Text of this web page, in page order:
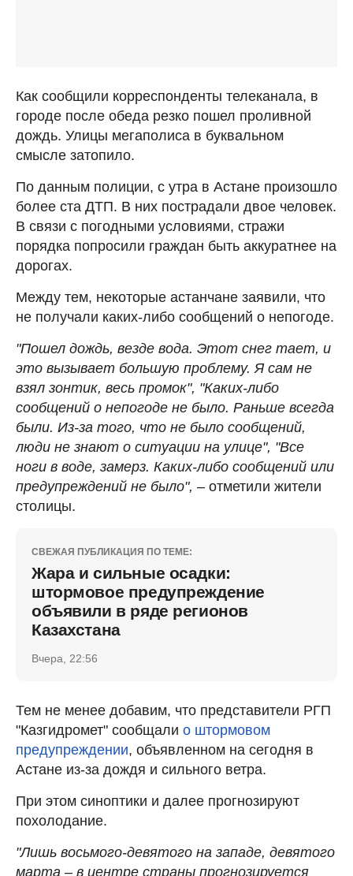
Как сообщили корреспонденты телеканала, в
городе после обеда резко пошел проливной
дождь. Улицы мегаполиса в буквальном
смысле затопило.
По данным полиции, с утра в Астане произошло
более ста ДТП. В них пострадали двое человек.
В связи с погодными условиями, стражи
порядка попросили граждан быть аккуратнее на
дорогах.
Между тем, некоторые астанчане заявили, что
не получали каких-либо сообщений о непогоде.
"Пошел дождь, везде вода. Этот снег тает, и
это вызывает большую проблему. Я сам не
взял зонтик, весь промок", "Каких-либо
сообщений о непогоде не было. Раньше всегда
были. Из-за того, что не было сообщений,
люди не знают о ситуации на улице", "Все
ноги в воде, замерз. Каких-либо сообщений или
предупреждений не было", – отметили жители
столицы.
СВЕЖАЯ ПУБЛИКАЦИЯ ПО ТЕМЕ:
Жара и сильные осадки:
штормовое предупреждение
объявили в ряде регионов
Казахстана
Вчера, 22:56
Тем не менее добавим, что представители РГП
"Казгидромет" сообщали о штормовом
предупреждении, объявленном на сегодня в
Астане из-за дождя и сильного ветра.
При этом синоптики и далее прогнозируют
похолодание.
"Лишь восьмого-девятого на западе, девятого
марта – в центре страны прогнозируется